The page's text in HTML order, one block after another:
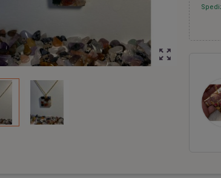
€
Due cuori una capanna
zoom_out_map